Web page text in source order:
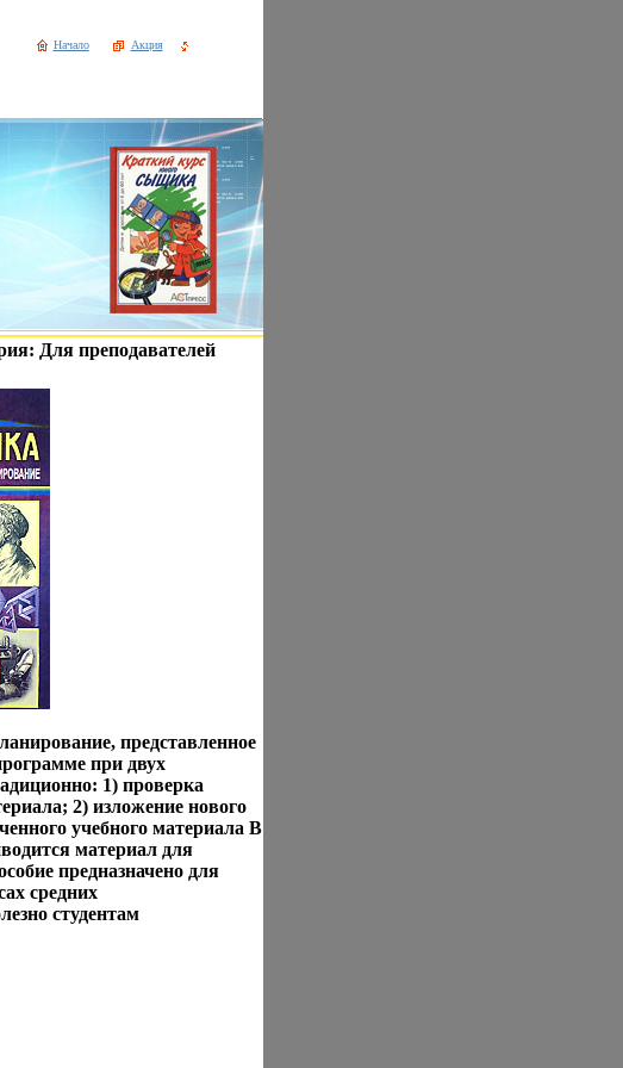
Начало Акция
Для преподавателей
представленное
при двух
1) проверка
2) изложение нового
учебного материала В
материал для
предназначено для
средних
студентам